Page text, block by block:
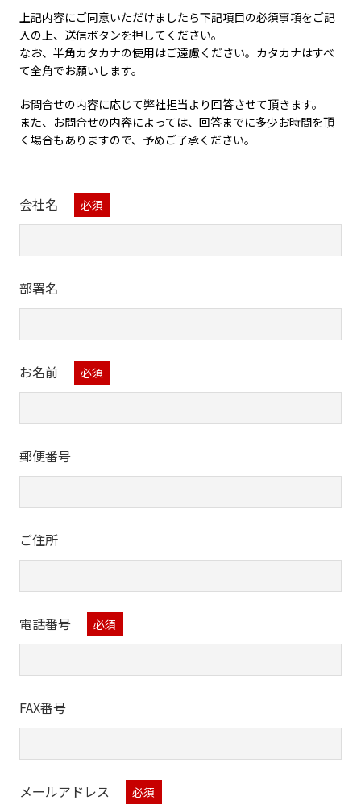
人情報を第三者には提供いたしません。
お問合せ内容について、当社のグループ会社や
業務委託先、提携先等、当社の事業上のパー
トナーから回答することが適切と判断される
場合
法令に基づき提供が義務付けられている場合
お客様ご本人の同意がある場合
行う場合があり、ご回答までにお時間をいただ
く場合もあります。また、土日祝日、夏季休業、
年末年始にいただいたメールでのお問合せは、
なお、以下のような内容については、ご回答や
担当部署・グループ会社への転送は致しかねま
セールスや誹謗中傷、アンケート、各種調
当社とは直接関係のない内容に関するお問合
せ
べてを転用・二次利用することは、著作権法上
認められておりませんのでご注意ください。
お問合せの際には、下記の項目を正確にご入力
あらかじめご了承ください。
上記内容にご同意いただけましたら下記項目の必須事項をご記
入の上、送信ボタンを押してください。
なお、半角カタカナの使用はご遠慮ください。カタカナはすべ
て全角でお願いします。
お問合せの内容に応じて弊社担当より回答させて頂きます。
また、お問合せの内容によっては、回答までに多少お時間を頂
く場合もありますので、予めご了承ください。
会社名
部署名
お名前
郵便番号
ご住所
電話番号
FAX番号
メールアドレス